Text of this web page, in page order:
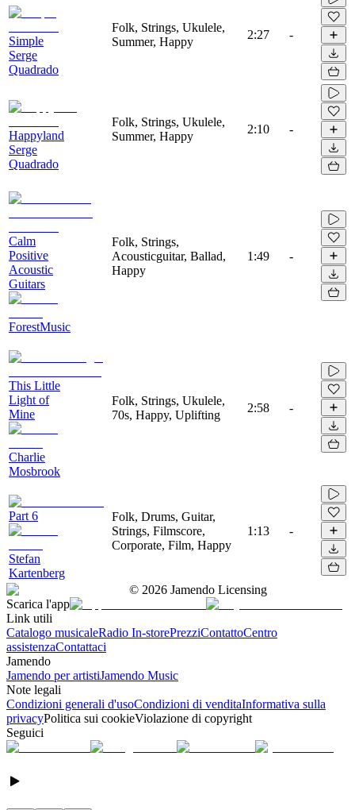
Simple
Serge
Quadrado
Folk, Strings, Ukulele,
Summer, Happy
2:27 -
Happyland
Serge
Quadrado
Folk, Strings, Ukulele,
Summer, Happy
2:10 -
Calm
Positive
Acoustic
Guitars
ForestMusic
Folk, Strings,
Acousticguitar, Ballad,
Happy
1:49 -
This Little
Light of
Mine
Charlie
Mosbrook
Folk, Strings, Ukulele,
70s, Happy, Uplifting
2:58 -
Part 6
Stefan
Kartenberg
Folk, Drums, Guitar,
Strings, Filmscore,
Corporate, Film, Happy
1:13 -
© 2026 Jamendo Licensing
Scarica l'app
Link utili
Catalogo musicaleRadio In-storePrezziContattoCentro
assistenzaContattaci
Jamendo
Jamendo per artistiJamendo Music
Note legali
Condizioni generali d'usoCondizioni di venditaInformativa sulla
privacyPolitica sui cookieViolazione di copyright
Seguici